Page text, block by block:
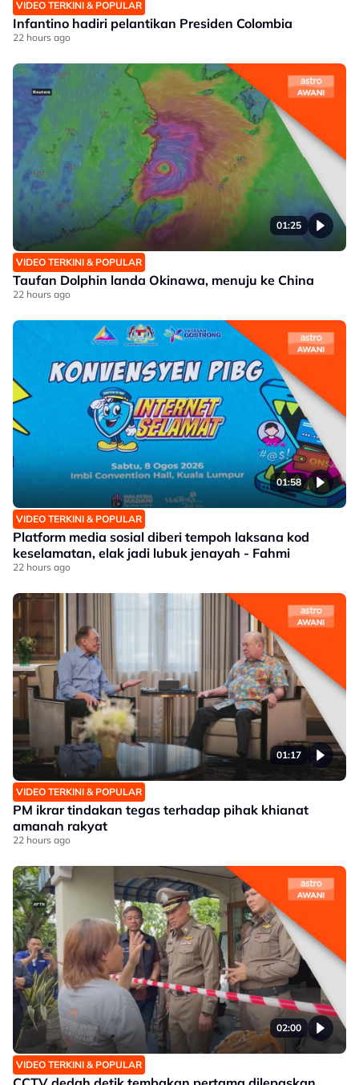
VIDEO TERKINI & POPULAR
Infantino hadiri pelantikan Presiden Colombia
22 hours ago
01:25
VIDEO TERKINI & POPULAR
Taufan Dolphin landa Okinawa, menuju ke China
22 hours ago
01:58
VIDEO TERKINI & POPULAR
Platform media sosial diberi tempoh laksana kod
keselamatan, elak jadi lubuk jenayah - Fahmi
22 hours ago
01:17
VIDEO TERKINI & POPULAR
PM ikrar tindakan tegas terhadap pihak khianat
amanah rakyat
22 hours ago
02:00
VIDEO TERKINI & POPULAR